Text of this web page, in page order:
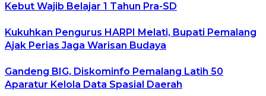
Kebut Wajib Belajar 1 Tahun Pra-SD
Kukuhkan Pengurus HARPI Melati, Bupati Pemalang
Ajak Perias Jaga Warisan Budaya
Gandeng BIG, Diskominfo Pemalang Latih 50
Aparatur Kelola Data Spasial Daerah